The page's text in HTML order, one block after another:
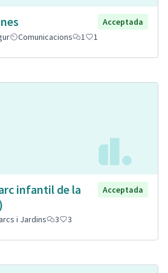
Acceptada
Comunicacions 1 1
infantil de la
Acceptada
i Jardins 3 3